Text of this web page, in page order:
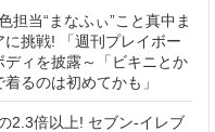
担当“まなふぃ”こと真中ま
挑戦! 「週刊プレイボー
ィを披露～「ビキニとか
るのは初めてかも」
2.3倍以上! セブン‐イレブ